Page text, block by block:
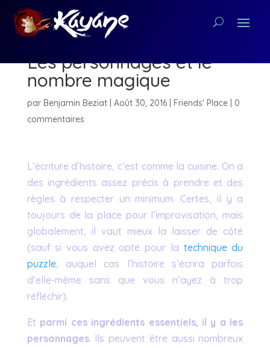
Techniques d’écriture :
Les personnages et le
nombre magique
par Benjamin Beziat| Août 30, 2016| Friends' Place| 0
commentaires
L’écriture d’histoire, c’est comme la cuisine. On a
des ingrédients assez précis à prendre et des
règles à respecter un minimum. Certes, il y a
toujours de la place pour l’improvisation, mais
globalement, il vaut mieux la laisser de côté
(sauf si vous avez opté pour la technique du
puzzle, auquel cas l’histoire s’écrira parfois
d’elle-même sans que vous n’ayez à trop
réfléchir).
Et parmi ces ingrédients essentiels, il y a les
personnages. Ils peuvent être aussi nombreux